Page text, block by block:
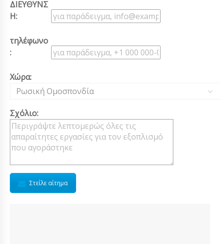
ΔΙΕΥΘΥΝΣ
Η:
τηλέφωνο
:
Χώρα:
Ρωσική Ομοσπονδία
Σχόλιο:
Στείλε αίτημα